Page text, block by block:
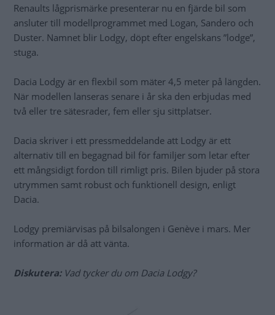
Renaults lågprismärke presenterar nu en fjärde bil som
ansluter till modellprogrammet med Logan, Sandero och
Duster. Namnet blir Lodgy, döpt efter engelskans ”lodge”,
stuga.
Dacia Lodgy är en flexbil som mäter 4,5 meter på längden.
När modellen lanseras senare i år ska den erbjudas med
två eller tre sätesrader, fem eller sju sittplatser.
Dacia skriver i ett pressmeddelande att Lodgy är ett
alternativ till en begagnad bil för familjer som letar efter
ett mångsidigt fordon till rimligt pris. Bilen bjuder på stora
utrymmen samt robust och funktionell design, enligt
Dacia.
Lodgy premiärvisas på bilsalongen i Genève i mars. Mer
information är då att vänta.
Diskutera: Vad tycker du om Dacia Lodgy?